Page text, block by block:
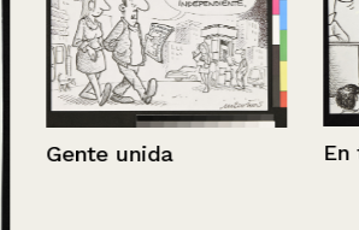
Gente unida En